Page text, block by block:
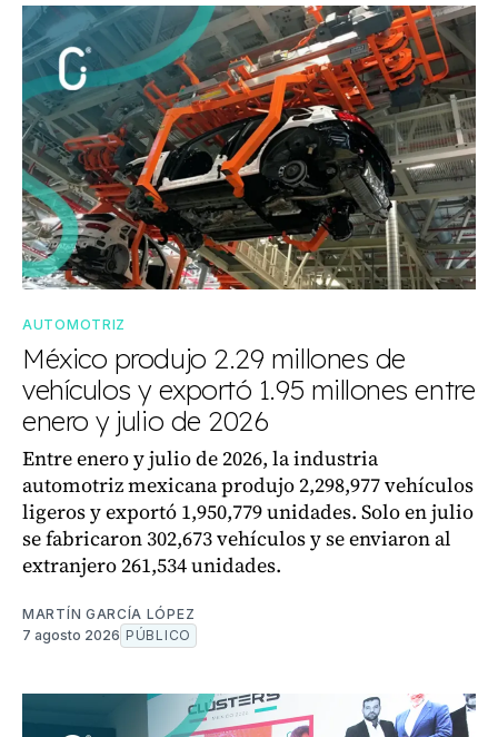
AUTOMOTRIZ
México produjo 2.29 millones de
vehículos y exportó 1.95 millones entre
enero y julio de 2026
Entre enero y julio de 2026, la industria
automotriz mexicana produjo 2,298,977 vehículos
ligeros y exportó 1,950,779 unidades. Solo en julio
se fabricaron 302,673 vehículos y se enviaron al
extranjero 261,534 unidades.
MARTÍN GARCÍA LÓPEZ
7 agosto 2026 PÚBLICO